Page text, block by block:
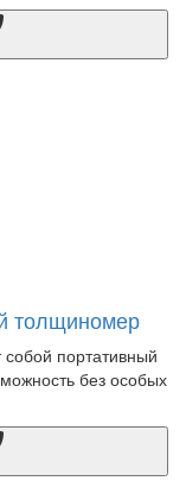
толщиномер
портативный
без особых